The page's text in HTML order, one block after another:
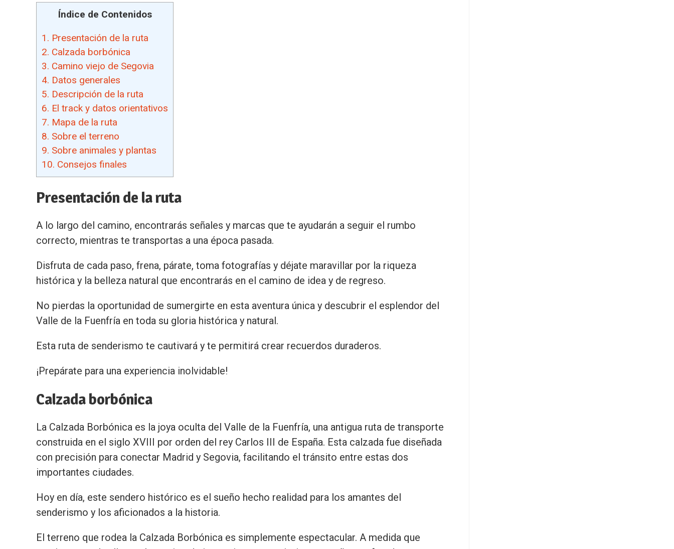
Índice de Contenidos
1. Presentación de la ruta
2. Calzada borbónica
3. Camino viejo de Segovia
4. Datos generales
5. Descripción de la ruta
6. El track y datos orientativos
7. Mapa de la ruta
8. Sobre el terreno
9. Sobre animales y plantas
10. Consejos finales
Presentación de la ruta
A lo largo del camino, encontrarás señales y marcas que te ayudarán a seguir el rumbo
correcto, mientras te transportas a una época pasada.
Disfruta de cada paso, frena, párate, toma fotografías y déjate maravillar por la riqueza
histórica y la belleza natural que encontrarás en el camino de idea y de regreso.
No pierdas la oportunidad de sumergirte en esta aventura única y descubrir el esplendor del
Valle de la Fuenfría en toda su gloria histórica y natural.
Esta ruta de senderismo te cautivará y te permitirá crear recuerdos duraderos.
¡Prepárate para una experiencia inolvidable!
Calzada borbónica
La Calzada Borbónica es la joya oculta del Valle de la Fuenfría, una antigua ruta de transporte
construida en el siglo XVIII por orden del rey Carlos III de España. Esta calzada fue diseñada
con precisión para conectar Madrid y Segovia, facilitando el tránsito entre estas dos
importantes ciudades.
Hoy en día, este sendero histórico es el sueño hecho realidad para los amantes del
senderismo y los aficionados a la historia.
El terreno que rodea la Calzada Borbónica es simplemente espectacular. A medida que